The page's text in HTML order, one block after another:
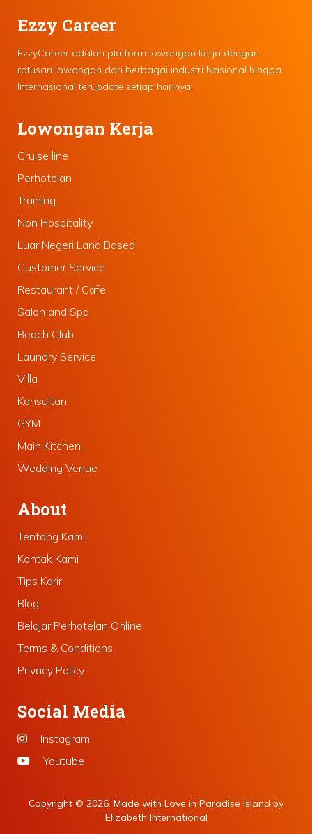
Ezzy Career
EzzyCareer adalah platform lowongan kerja dengan
ratusan lowongan dari berbagai industri Nasional hingga
Internasional terupdate setiap harinya.
Lowongan Kerja
Cruise line
Perhotelan
Training
Non Hospitality
Luar Negeri Land Based
Customer Service
Restaurant / Cafe
Salon and Spa
Beach Club
Laundry Service
Villa
Konsultan
GYM
Main Kitchen
Wedding Venue
About
Tentang Kami
Kontak Kami
Tips Karir
Blog
Belajar Perhotelan Online
Terms & Conditions
Privacy Policy
Social Media
Instagram
Youtube
Copyright © 2026. Made with Love in Paradise Island by
Elizabeth International